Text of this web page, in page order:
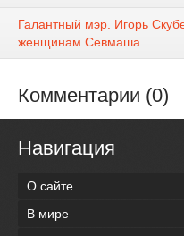
Галантный мэр. Игорь
женщинам Севмаша
Комментарии (0)
Навигация
О сайте
В мире